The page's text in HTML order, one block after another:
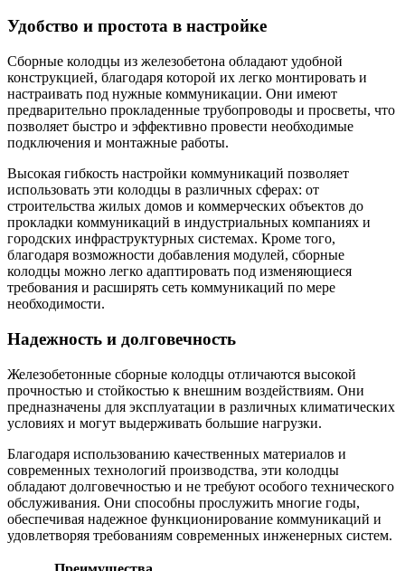
Удобство и простота в настройке
Сборные колодцы из железобетона обладают удобной
конструкцией, благодаря которой их легко монтировать и
настраивать под нужные коммуникации. Они имеют
предварительно прокладенные трубопроводы и просветы, что
позволяет быстро и эффективно провести необходимые
подключения и монтажные работы.
Высокая гибкость настройки коммуникаций позволяет
использовать эти колодцы в различных сферах: от
строительства жилых домов и коммерческих объектов до
прокладки коммуникаций в индустриальных компаниях и
городских инфраструктурных системах. Кроме того,
благодаря возможности добавления модулей, сборные
колодцы можно легко адаптировать под изменяющиеся
требования и расширять сеть коммуникаций по мере
необходимости.
Надежность и долговечность
Железобетонные сборные колодцы отличаются высокой
прочностью и стойкостью к внешним воздействиям. Они
предназначены для эксплуатации в различных климатических
условиях и могут выдерживать большие нагрузки.
Благодаря использованию качественных материалов и
современных технологий производства, эти колодцы
обладают долговечностью и не требуют особого технического
обслуживания. Они способны прослужить многие годы,
обеспечивая надежное функционирование коммуникаций и
удовлетворяя требованиям современных инженерных систем.